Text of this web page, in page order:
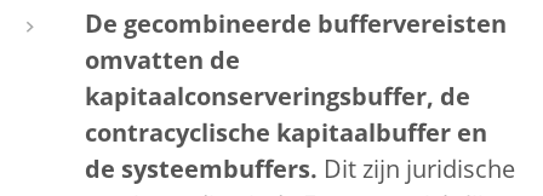
De gecombineerde buffervereisten
omvatten de
kapitaalconserveringsbuffer, de
contracyclische kapitaalbuffer en
de systeembuffers. Dit zijn juridische